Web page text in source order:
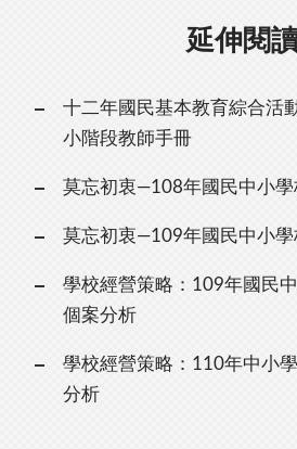
延伸閱
十二年國民基本教育綜合活
小階段教師手冊
莫忘初衷—108年國民中小
莫忘初衷—109年國民中小學
學校經營策略：109年國民
個案分析
學校經營策略：110年中小
分析